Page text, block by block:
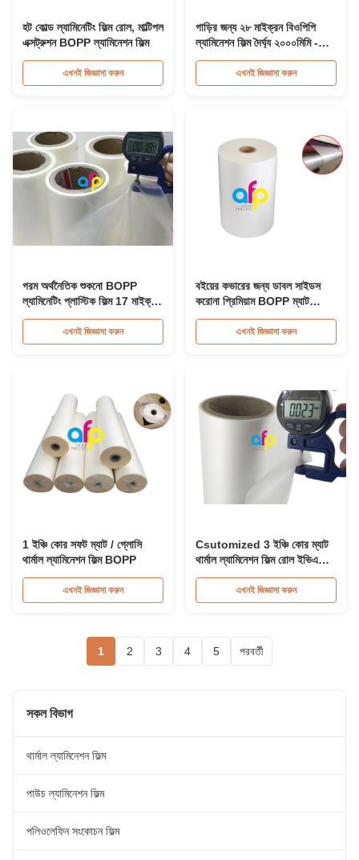
হট কোল্ড ল্যামিনেটিং ফিল্ম রোল, মাল্টিপল
এক্সট্রুশন BOPP ল্যামিনেশন ফিল্ম
এখনই জিজ্ঞাসা করুন
গাড়ির জন্য ২৮ মাইক্রন বিওপিপি
ল্যামিনেশন ফিল্ম দৈর্ঘ্য ২০০০মিমি -
৩০০০মি অ্যান্টি স্ক্র্যাচ ফিল্ম
এখনই জিজ্ঞাসা করুন
গরম অর্থনৈতিক শুকনো BOPP
ল্যামিনেটিং প্লাস্টিক ফিল্ম 17 মাইক্রন
- 32 মাইক্রন
এখনই জিজ্ঞাসা করুন
বইয়ের কভারের জন্য ডাবল সাইডস
করোনা প্রিমিয়াম BOPP ম্যাট
ল্যামিনেশন ফিল্ম
এখনই জিজ্ঞাসা করুন
1 ইঞ্চি কোর সফট ম্যাট / গ্লোসি
থার্মাল ল্যামিনেশন ফিল্ম BOPP
এখনই জিজ্ঞাসা করুন
Csutomized 3 ইঞ্চি কোর ম্যাট
থার্মাল ল্যামিনেশন ফিল্ম রোল ইভিএ
আঠালো
এখনই জিজ্ঞাসা করুন
1 2 3 4 5 পরবর্তী
সকল বিভাগ
থার্মাল ল্যামিনেশন ফিল্ম
পাউচ ল্যামিনেশন ফিল্ম
পলিওলেফিন সংকোচন ফিল্ম